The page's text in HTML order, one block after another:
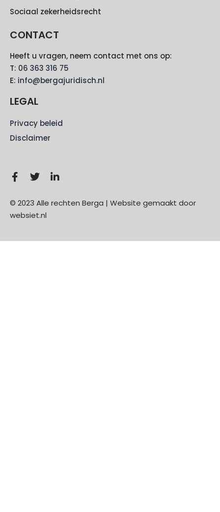
Sociaal zekerheidsrecht
CONTACT
Heeft u vragen, neem contact met ons op:
T: 06 363 316 75
E: info@bergajuridisch.nl
LEGAL
Privacy beleid
Disclaimer
© 2023 Alle rechten Berga | Website gemaakt door
websiet.nl